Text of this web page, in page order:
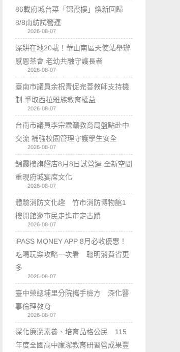
86載府城台菜「錦霞樓」煥新回歸
8/8南紡試營運
2026-08-07
深耕在地20載！華山南區天使站舉辦
感恩茶會 老幼共融守護長者
2026-08-07
臺南市議員余柷青促完善教師支持機
制 爭取西拉雅族教育權益
2026-08-07
台南市議員李宗霖籲教育局盤點赴中
交流 補強校園管理守護學生安全
2026-08-07
錦霞樓旗艦店8月8日試營運 全新空間
重現府城宴席文化
2026-08-07
體驗消防文化趣 竹市消防博物館1
樓開館邀市民走進市定古蹟
2026-08-07
iPASS MONEY APP 8月必收優惠！
吃喝玩樂攻略一次看 聰明消費省更
多
2026-08-07
臺中榮總埔里分院攜手檢方 深化醫
事倫理教育
2026-08-07
深化廉潔素養、培育品格公民 115
年度全國高中廉潔教育研習營成果豐